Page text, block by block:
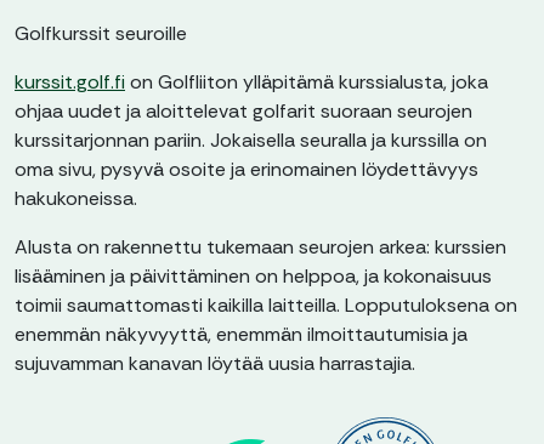
Golfkurssit seuroille
kurssit.golf.fi on Golfliiton ylläpitämä kurssialusta, joka
ohjaa uudet ja aloittelevat golfarit suoraan seurojen
kurssitarjonnan pariin. Jokaisella seuralla ja kurssilla on
oma sivu, pysyvä osoite ja erinomainen löydettävyys
hakukoneissa.
Alusta on rakennettu tukemaan seurojen arkea: kurssien
lisääminen ja päivittäminen on helppoa, ja kokonaisuus
toimii saumattomasti kaikilla laitteilla. Lopputuloksena on
enemmän näkyvyyttä, enemmän ilmoittautumisia ja
sujuvamman kanavan löytää uusia harrastajia.